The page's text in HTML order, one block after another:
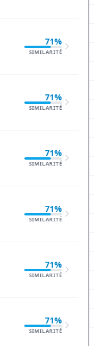
71%
SIMILARITÉ
71%
SIMILARITÉ
71%
SIMILARITÉ
71%
SIMILARITÉ
71%
SIMILARITÉ
71%
SIMILARITÉ